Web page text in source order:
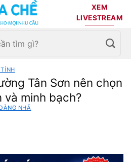
XEM
LIVESTREAM
Tân Sơn nên chọn
và minh bạch?
NHÃ